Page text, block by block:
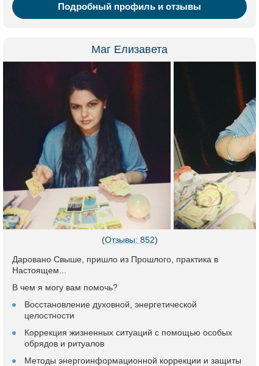
Подробный профиль и отзывы
Маг Елизавета
(Отзывы: 852)
Даровано Свыше, пришло из Прошлого, практика в
Настоящем...
В чем я могу вам помочь?
Восстановление духовной, энергетической
целостности
Коррекция жизненных ситуаций с помощью особых
обрядов и ритуалов
Методы энергоинформационной коррекции и защиты